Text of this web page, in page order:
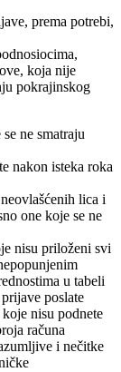
prema potrebi,
koja nije
pokrajinskog
ne smatraju
nakon isteka roka
lica i
one koje se ne
nisu priloženi svi
u tabeli
poslate
nisu podnete
računa
i nečitke